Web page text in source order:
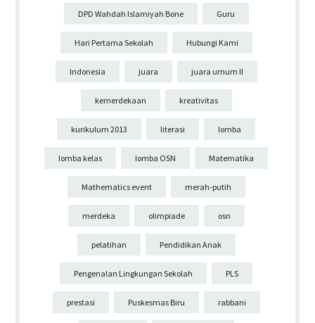
DPD Wahdah Islamiyah Bone Guru
Hari Pertama Sekolah Hubungi Kami
Indonesia juara juara umum II
kemerdekaan kreativitas
kurikulum 2013 literasi lomba
lomba kelas lomba OSN Matematika
Mathematics event merah-putih
merdeka olimpiade osn
pelatihan Pendidikan Anak
Pengenalan Lingkungan Sekolah PLS
prestasi Puskesmas Biru rabbani